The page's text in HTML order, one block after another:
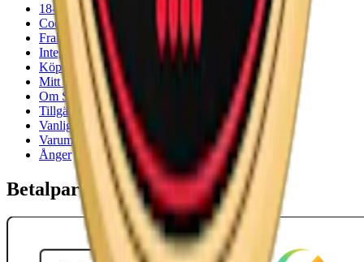
18-årsgräns
Cookiepolicy
Frakt- och leveransvillkor
Integritetspolicy
Köpvillkor
Mitt konto
Om Snuset.se
Tillgänglighetsredogörelse
Vanliga frågor
Varumärken
Ånger
Betalpartner